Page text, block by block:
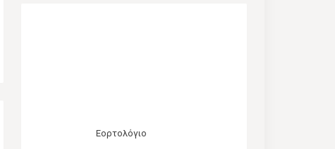
Εορτολόγιο